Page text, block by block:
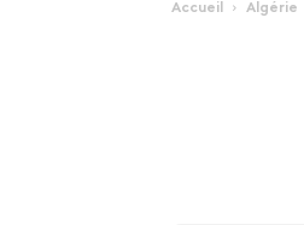
Accueil Algérie